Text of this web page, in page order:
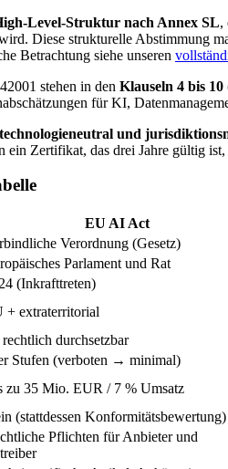
Level-Struktur nach Annex SL,
Diese strukturelle Abstimmung
Betrachtung siehe unseren
stehen in den Klauseln 4 bis 10
für KI,
technologieneutral und
ein Zertifikat, das drei Jahre gültig
EU AI Act
Verordnung (Gesetz)
Parlament und Rat
(Inkrafttreten)
+ extraterritorial
rechtlich durchsetzbar
Stufen (verboten → minimal)
zu 35 Mio. EUR / 7 % Umsatz
(stattdessen Konformitätsbewertung)
Pflichten für Anbieter und